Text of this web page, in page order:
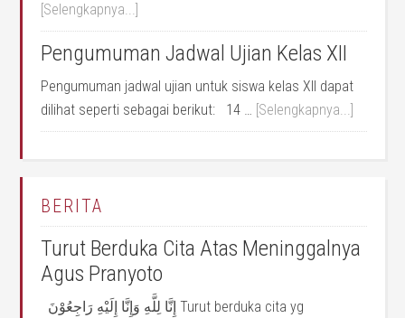
[Selengkapnya...]
Pengumuman Jadwal Ujian Kelas XII
Pengumuman jadwal ujian untuk siswa kelas XII dapat
dilihat seperti sebagai berikut: 14 … [Selengkapnya...]
BERITA
Turut Berduka Cita Atas Meninggalnya
Agus Pranyoto